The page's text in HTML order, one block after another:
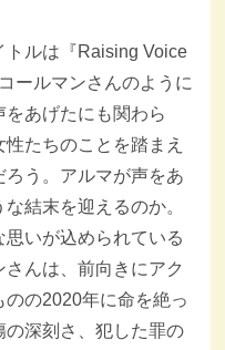
トルは『Raising Voice
ールマンさんのように
あげたにも関わら
たちのことを踏まえ
う。アルマが声をあ
結末を迎えるのか。
いが込められている
んは、前向きにアク
の2020年に命を絶っ
深刻さ、犯した罪の